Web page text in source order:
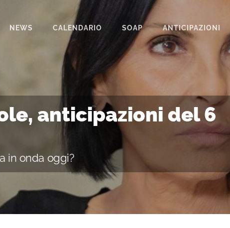
NEWS CALENDARIO SOAP
BEAUTIFUL
SEGRETI DI FAMIGLIA
ANTICIPAZIONI
anticipazioni del 6
in onda oggi?